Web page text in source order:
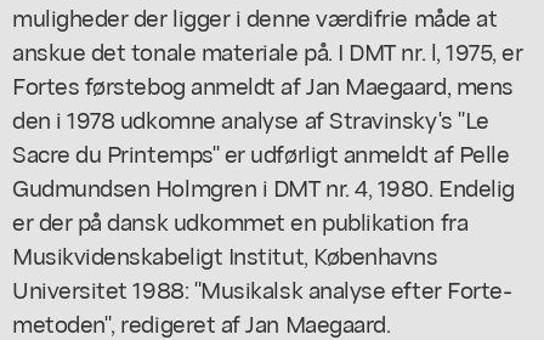
muligheder der ligger i denne værdifrie måde at
anskue det tonale materiale på. I DMT nr. l, 1975, er
Fortes førstebog anmeldt af Jan Maegaard, mens
den i 1978 udkomne analyse af Stravinsky's "Le
Sacre du Printemps" er udførligt anmeldt af Pelle
Gudmundsen Holmgren i DMT nr. 4, 1980. Endelig
er der på dansk udkommet en publikation fra
Musikvidenskabeligt Institut, Københavns
Universitet 1988: "Musikalsk analyse efter Forte-
metoden", redigeret af Jan Maegaard.